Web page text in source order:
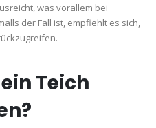
was vorallem bei
der Fall ist, empfiehlt es sich,
Teich